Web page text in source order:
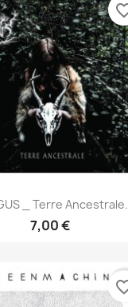
Aperçu rapide
_ Terre
7,00 €